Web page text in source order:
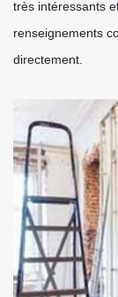
très intéressants
renseignements
directement.